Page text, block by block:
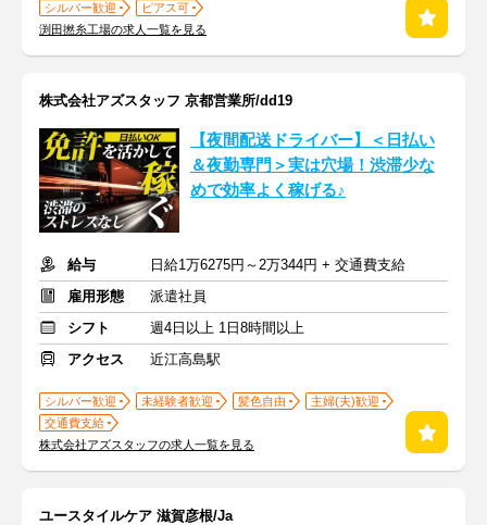
シルバー歓迎
ピアス可
渕田撚糸工場の求人一覧を見る
株式会社アズスタッフ 京都営業所/dd19
【夜間配送ドライバー】＜日払い
＆夜勤専門＞実は穴場！渋滞少な
めで効率よく稼げる♪
給与
日給1万6275円～2万344円 + 交通費支給
雇用形態
派遣社員
シフト
週4日以上 1日8時間以上
アクセス
近江高島駅
シルバー歓迎 未経験者歓迎 髪色自由
主婦(夫)歓迎
交通費支給
株式会社アズスタッフの求人一覧を見る
ユースタイルケア 滋賀彦根/Ja